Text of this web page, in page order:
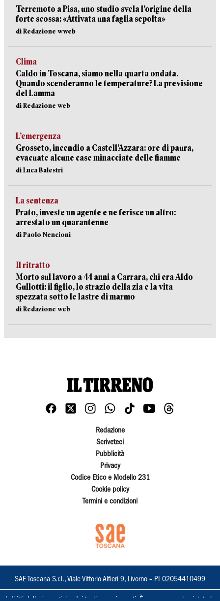
Terremoto a Pisa, uno studio svela l’origine della
forte scossa: «Attivata una faglia sepolta»
di Redazione wweb
Clima
Caldo in Toscana, siamo nella quarta ondata.
Quando scenderanno le temperature? La previsione
del Lamma
di Redazione web
L’emergenza
Grosseto, incendio a Castell’Azzara: ore di paura,
evacuate alcune case minacciate delle fiamme
di Luca Balestri
La sentenza
Prato, investe un agente e ne ferisce un altro:
arrestato un quarantenne
di Paolo Nencioni
Il ritratto
Morto sul lavoro a 44 anni a Carrara, chi era Aldo
Gullotti: il figlio, lo strazio della zia e la vita
spezzata sotto le lastre di marmo
di Redazione web
Redazione
Scriveteci
Pubblicità
Privacy
Codice Etico e Modello 231
Cookie policy
Termini e condizioni
SAE Toscana S.r.l., Viale Vittorio Alfieri 9, Livorno – PI 02054410499
I diritti delle immagini e dei testi sono riservati. È espressamente vietata la